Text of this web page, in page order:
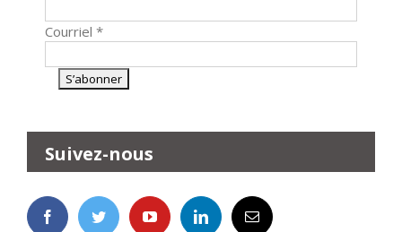
Courriel *
Suivez-nous